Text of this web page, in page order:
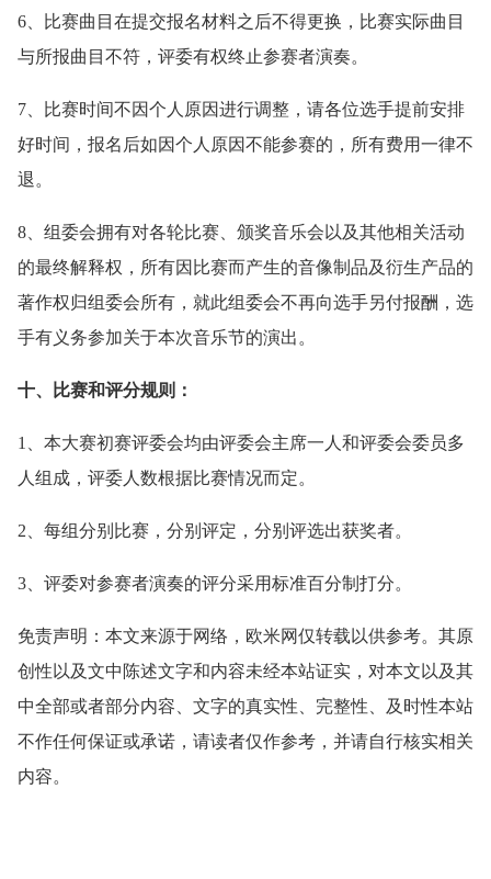
6、比赛曲目在提交报名材料之后不得更换，比赛实际曲目
与所报曲目不符，评委有权终止参赛者演奏。
7、比赛时间不因个人原因进行调整，请各位选手提前安排
好时间，报名后如因个人原因不能参赛的，所有费用一律不
退。
8、组委会拥有对各轮比赛、颁奖音乐会以及其他相关活动
的最终解释权，所有因比赛而产生的音像制品及衍生产品的
著作权归组委会所有，就此组委会不再向选手另付报酬，选
手有义务参加关于本次音乐节的演出。
十、比赛和评分规则：
1、本大赛初赛评委会均由评委会主席一人和评委会委员多
人组成，评委人数根据比赛情况而定。
2、每组分别比赛，分别评定，分别评选出获奖者。
3、评委对参赛者演奏的评分采用标准百分制打分。
免责声明：本文来源于网络，欧米网仅转载以供参考。其原
创性以及文中陈述文字和内容未经本站证实，对本文以及其
中全部或者部分内容、文字的真实性、完整性、及时性本站
不作任何保证或承诺，请读者仅作参考，并请自行核实相关
内容。